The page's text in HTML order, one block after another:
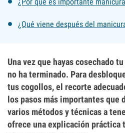
¿Qué viene después del
Una vez que hayas cosechado
no ha terminado. Para
tus cogollos, el recorte
los pasos más importantes que
varios métodos y técnicas a
ofrece una explicación práctica